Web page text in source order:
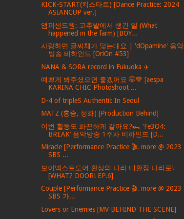
KICK-START(킥스타트) [Dance Practice: 2024
ASIANCUP ver.]
앰퍼샌드원: 고추밭에서 생긴 일 (What
happened in the farm) [BOY...
사랑하면 글씨체가 닮는대요 | 'dOpamine' 음악
방송 비하인드 [OriOn #53]
NANA & SORA record in Fukuoka ✈️
예쁘게 봐주셨으면 좋겠어요 🤭💙 [aespa
KARINA CHIC Photoshoot ...
D-4 of tripleS Authentic In Seoul
MATZ (홍중, 성화) [Production Behind]
이번 활동도 화끈하게 갈까요?🏎 ‘Fe3O4:
BREAK’ 음악방송 1주차 비하인드 [D...
Miracle [Performance Practice 🎬. more @ 2023
SBS ...
보이넥스트도어 환상의 나라 대환장 나라로!
[WHAT? DOOR! EP.6]
Couple [Performance Practice 🎬. more @ 2023
SBS 가...
Lovers or Enemies [MV BEHIND THE SCENE]